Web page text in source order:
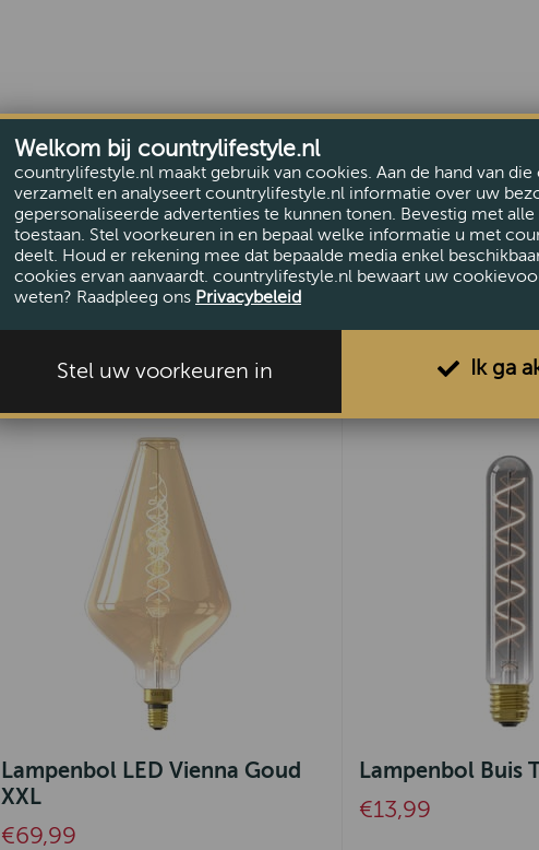
Lampenbol LED Vienna Goud
XXL
€69,99
Lampenbol Buis
€13,99
Welkom bij countrylifestyle.nl
countrylifestyle.nl maakt gebruik van cookies. Aan de hand van die
verzamelt en analyseert countrylifestyle.nl informatie over uw
gepersonaliseerde advertenties te kunnen tonen. Bevestig met
toestaan. Stel voorkeuren in en bepaal welke informatie u met
deelt. Houd er rekening mee dat bepaalde media enkel
cookies ervan aanvaardt. countrylifestyle.nl bewaart uw
weten? Raadpleeg ons Privacybeleid
Stel uw voorkeuren in Ik ga